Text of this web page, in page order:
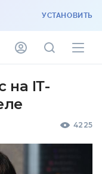
УСТАНОВИТЬ
на ІТ-
4225